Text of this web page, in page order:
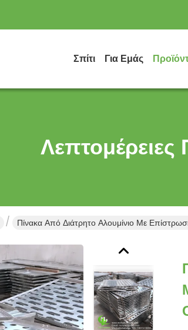
Σπίτι Για Εμάς
Λεπτομέρειες
Πίνακα Από Διάτρητο Αλουμίνιο Με